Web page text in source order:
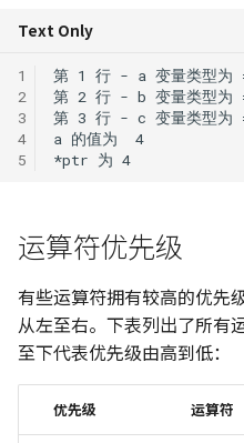
Text Only
1
2
3
4
5
运算符优先级
有些运算符拥有较高的优先
从左至右。下表列出了所有
至下代表优先级由高到低：
优先级 运算符